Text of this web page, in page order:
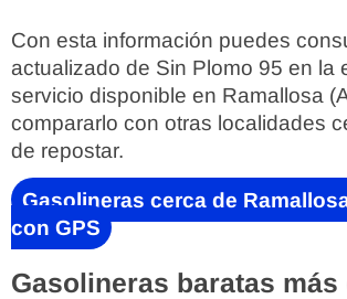
Con esta información puedes
actualizado de Sin Plomo 95 en la
servicio disponible en Ramallosa
compararlo con otras localidades
de repostar.
Gasolineras cerca de
con GPS
Gasolineras baratas más